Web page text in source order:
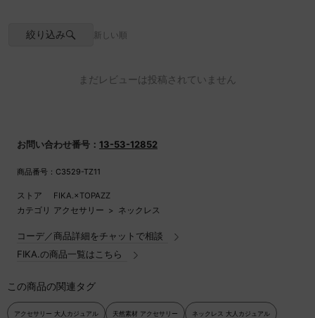
原産国
日本
絞り込み 新しい順
まだレビューは投稿されていません
お問い合わせ番号： 13-53-12852
商品番号：C3529-TZ11
ストア
FIKA.×TOPAZZ
カテゴリ アクセサリー > ネックレス
コーデ／商品詳細をチャットで相談
FIKA.の商品一覧はこちら
この商品の関連タグ
アクセサリー 大人カジュアル 天然素材 アクセサリー ネックレス 大人カジュアル